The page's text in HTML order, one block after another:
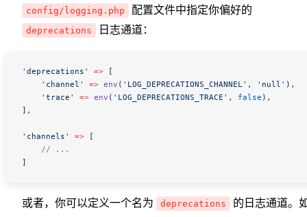
config/logging.php 配置文件中指定你偏好的
deprecations 日志通道：
'deprecations' => [
    'channel'
=> env ( 'LOG_DEPRECATIONS_CHANNEL' , 'null' ),
    'trace'
=> env ( 'LOG_DEPRECATIONS_TRACE' , false ),
],
'channels' => [
    // ...
]
或者，你可以定义一个名为 deprecations
的日志通道。